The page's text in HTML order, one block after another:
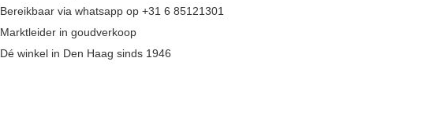
Bereikbaar via whatsapp op +31 6 85121301
Marktleider in goudverkoop
Dé winkel in Den Haag sinds 1946